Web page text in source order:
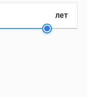
лет